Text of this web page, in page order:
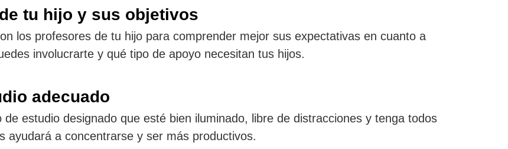
tu hijo y sus objetivos
los profesores de tu hijo para comprender mejor sus expectativas en cuanto a
involucrarte y qué tipo de apoyo necesitan tus hijos.
adecuado
estudio designado que esté bien iluminado, libre de distracciones y tenga todos
ayudará a concentrarse y ser más productivos.